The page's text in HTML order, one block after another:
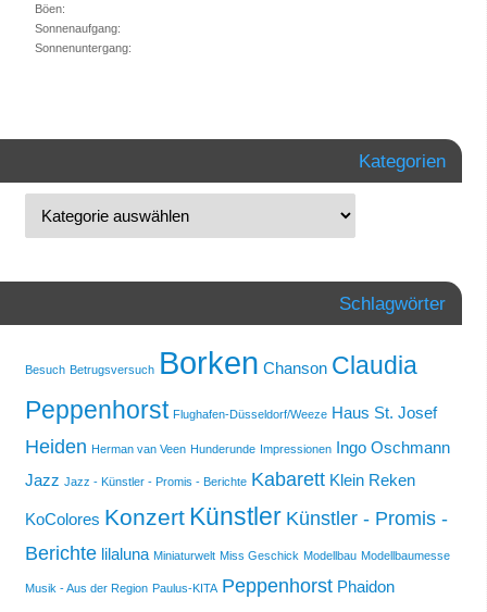
Böen:
Sonnenaufgang:
Sonnenuntergang:
Kategorien
Schlagwörter
Besuch Betrugsversuch Borken Chanson Claudia
Peppenhorst Flughafen-Düsseldorf/Weeze Haus St. Josef
Heiden Herman van Veen Hunderunde Impressionen Ingo Oschmann
Jazz Jazz - Künstler - Promis - Berichte Kabarett Klein Reken
KoColores Konzert Künstler Künstler - Promis -
Berichte lilaluna Miniaturwelt Miss Geschick Modellbau Modellbaumesse
Musik - Aus der Region Paulus-KITA Peppenhorst Phaidon